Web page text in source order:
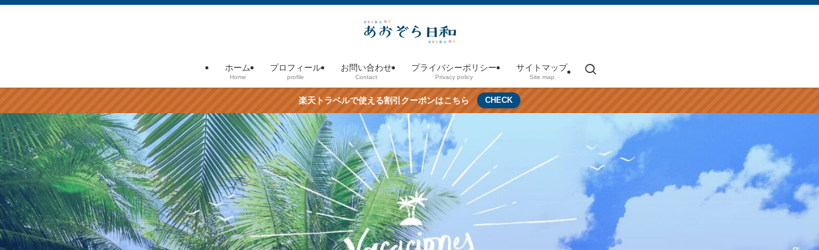
ホーム
Home
プロフィール
profile
お問い合わせ
Contact
プライバシーポリシー
Privacy policy
サイトマップ
Site map
楽天トラベルで使える割引クーポンはこちら CHECK